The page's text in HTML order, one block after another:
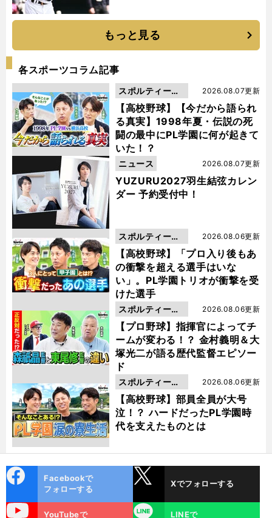
もっと見る
各スポーツコラム記事
【高校野球】【今だから語られ
る真実】1998年夏・伝説の死
闘の最中にPL学園に何が起きて
いた！？
2026.08.07更新
スポルティーバ
動画
YUZURU2027羽生結弦カレン
ダー 予約受付中！
2026.08.07更新
ニュース
【高校野球】「プロ入り後もあ
の衝撃を超える選手はいな
い」。PL学園トリオが衝撃を受
けた選手
2026.08.06更新
スポルティーバ
動画
【プロ野球】指揮官によってチ
ームが変わる！？ 金村義明＆大
塚光二が語る歴代監督エピソー
ド
2026.08.06更新
スポルティーバ
動画
【高校野球】部員全員が大号
泣！？ ハードだったPL学園時
代を支えたものとは
2026.08.06更新
スポルティーバ
動画
ok
Facebookで
フォローする
Xでフォローする
YouTubeで LINE LINEで